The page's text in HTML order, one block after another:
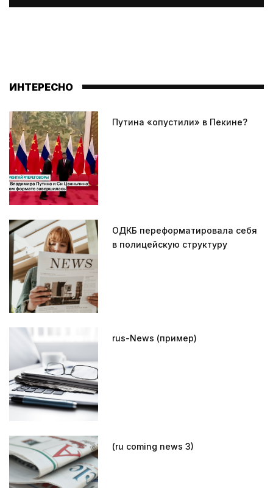
ИНТЕРЕСНО
Путина «опустили» в Пекине?
ОДКБ переформатировала себя
в полицейскую структуру
rus-News (пример)
(ru coming news 3)